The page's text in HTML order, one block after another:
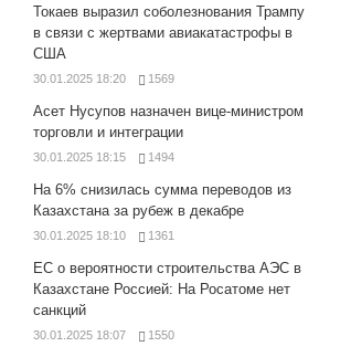
Токаев выразил соболезнования Трампу
в связи с жертвами авиакатастрофы в
США
30.01.2025 18:20 1569
Асет Нусупов назначен вице-министром
торговли и интеграции
30.01.2025 18:15 1494
На 6% снизилась сумма переводов из
Казахстана за рубеж в декабре
30.01.2025 18:10 1361
ЕС о вероятности строительства АЭС в
Казахстане Россией: На Росатоме нет
санкций
30.01.2025 18:07 1550